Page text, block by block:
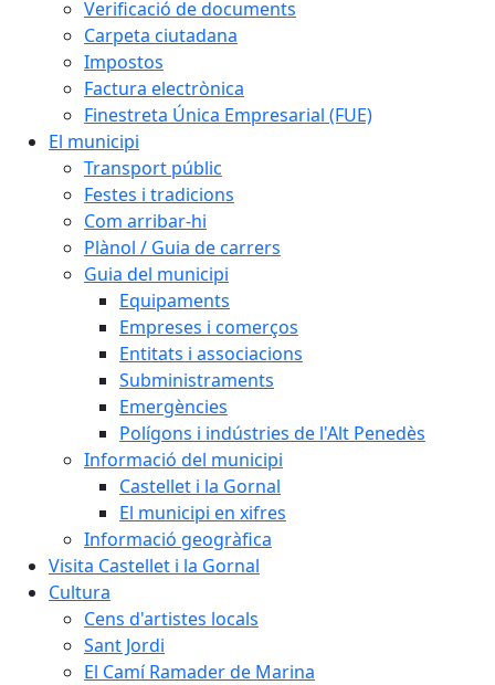
Verificació de documents
Carpeta ciutadana
Impostos
Factura electrònica
Finestreta Única Empresarial (FUE)
El municipi
Transport públic
Festes i tradicions
Com arribar-hi
Plànol / Guia de carrers
Guia del municipi
Equipaments
Empreses i comerços
Entitats i associacions
Subministraments
Emergències
Polígons i indústries de l'Alt Penedès
Informació del municipi
Castellet i la Gornal
El municipi en xifres
Informació geogràfica
Visita Castellet i la Gornal
Cultura
Cens d'artistes locals
Sant Jordi
El Camí Ramader de Marina